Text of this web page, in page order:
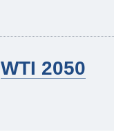
WTI 2050